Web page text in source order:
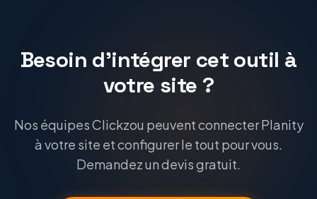
Besoin d'intégrer cet outil à
votre site ?
Nos équipes Clickzou peuvent connecter Planity
à votre site et configurer le tout pour vous.
Demandez un devis gratuit.